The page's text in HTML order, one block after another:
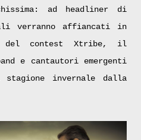
ad headliner di
verranno affiancati in
contest Xtribe, il
e cantautori emergenti
stagione invernale dalla